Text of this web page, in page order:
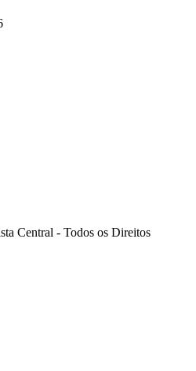
Central - Todos os Direitos